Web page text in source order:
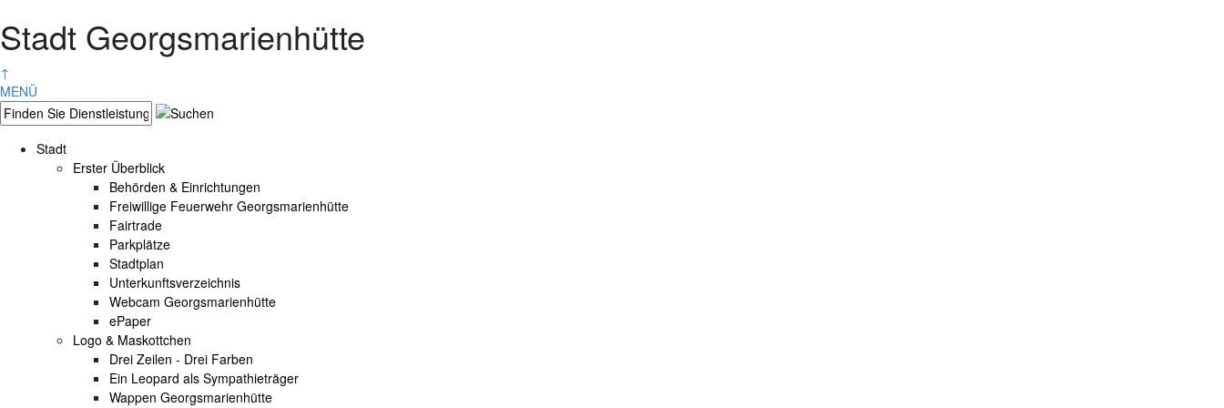
Stadt Georgsmarienhütte
↑
MENÜ
Stadt
Erster Überblick
Behörden & Einrichtungen
Freiwillige Feuerwehr Georgsmarienhütte
Fairtrade
Parkplätze
Stadtplan
Unterkunftsverzeichnis
Webcam Georgsmarienhütte
ePaper
Logo & Maskottchen
Drei Zeilen - Drei Farben
Ein Leopard als Sympathieträger
Wappen Georgsmarienhütte